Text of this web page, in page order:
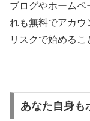
ブログやホームペ
れも無料でアカウ
リスクで始めるこ
あなた自身も